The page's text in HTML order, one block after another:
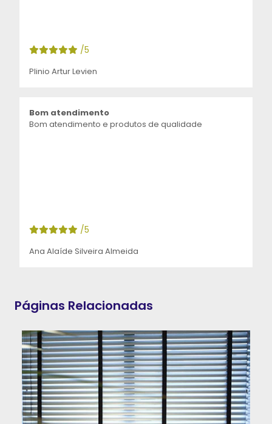
/5
Plinio Artur Levien
Bom atendimento
Bom atendimento e produtos de qualidade
/5
Ana Alaíde Silveira Almeida
Páginas Relacionadas